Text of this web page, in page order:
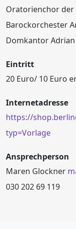
Oratorienchor
Barockorchester
Domkantor
Eintritt
20 Euro/ 10 Euro
Internetadresse
https://
typ=Vorlage
Ansprechperson
Maren Glockner
030 202 69 119